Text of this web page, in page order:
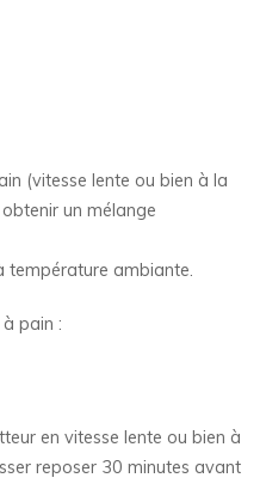
(vitesse lente ou bien à la
un mélange
température ambiante.
pain :
en vitesse lente ou bien à
reposer 30 minutes avant